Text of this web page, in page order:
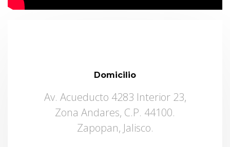
Domicilio
Av. Acueducto 4283 Interior 23,
Zona Andares, C.P. 44100.
Zapopan, Jalisco.